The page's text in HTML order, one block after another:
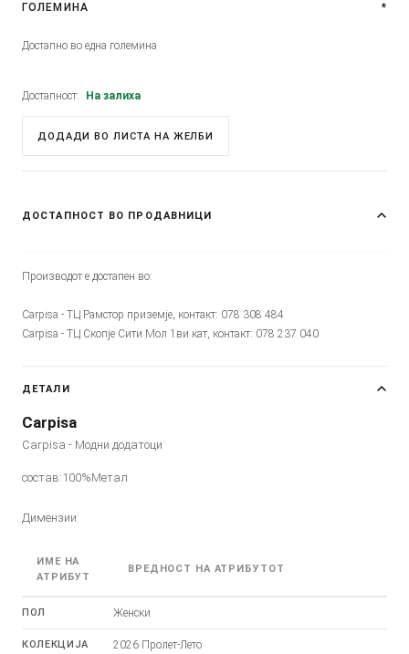
ГОЛЕМИНА *
Достапно во една големина
Достапност: На залиха
ДОДАДИ ВО ЛИСТА НА ЖЕЛБИ
ДОСТАПНОСТ ВО ПРОДАВНИЦИ
Производот е достапен во:
Carpisa - ТЦ Рамстор приземје, контакт: 078 308 484
Carpisa - ТЦ Скопје Сити Мол 1ви кат, контакт: 078 237 040
ДЕТАЛИ
Carpisa
Carpisa - Модни додатоци
состав:100%Метал
Димензии:
ИМЕ НА
АТРИБУТ
ВРЕДНОСТ НА АТРИБУТОТ
ПОЛ Женски
КОЛЕКЦИЈА 2026 Пролет-Лето